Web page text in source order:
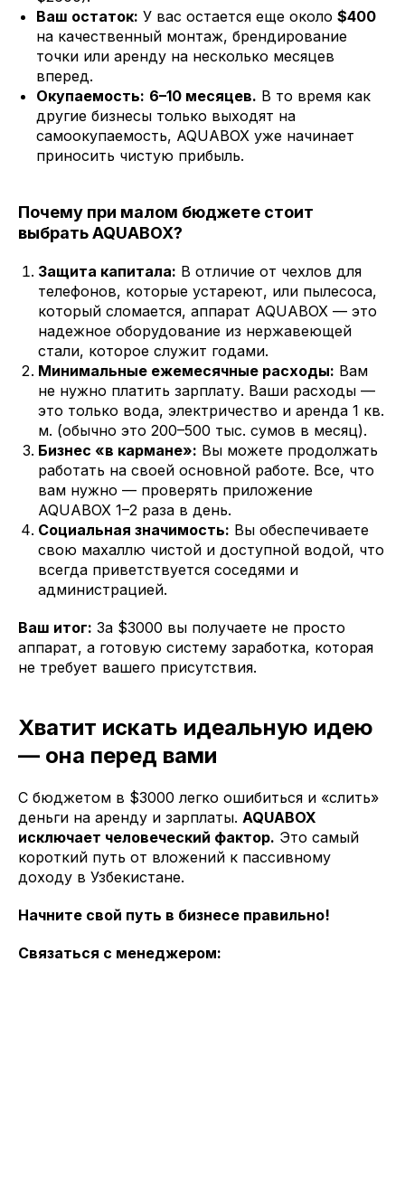
Ваш остаток: У вас остается еще около $400
на качественный монтаж, брендирование
точки или аренду на несколько месяцев
вперед.
Окупаемость: 6–10 месяцев. В то время как
другие бизнесы только выходят на
самоокупаемость, AQUABOX уже начинает
приносить чистую прибыль.
Почему при малом бюджете стоит
выбрать AQUABOX?
Защита капитала: В отличие от чехлов для
телефонов, которые устареют, или пылесоса,
который сломается, аппарат AQUABOX — это
надежное оборудование из нержавеющей
стали, которое служит годами.
Минимальные ежемесячные расходы: Вам
не нужно платить зарплату. Ваши расходы —
это только вода, электричество и аренда 1 кв.
м. (обычно это 200–500 тыс. сумов в месяц).
Бизнес «в кармане»: Вы можете продолжать
работать на своей основной работе. Все, что
вам нужно — проверять приложение
AQUABOX 1–2 раза в день.
Социальная значимость: Вы обеспечиваете
свою махаллю чистой и доступной водой, что
всегда приветствуется соседями и
администрацией.
Ваш итог: За $3000 вы получаете не просто
аппарат, а готовую систему заработка, которая
не требует вашего присутствия.
Хватит искать идеальную идею
— она перед вами
С бюджетом в $3000 легко ошибиться и «слить»
деньги на аренду и зарплаты. AQUABOX
исключает человеческий фактор. Это самый
короткий путь от вложений к пассивному
доходу в Узбекистане.
Начните свой путь в бизнесе правильно!
Связаться с менеджером: